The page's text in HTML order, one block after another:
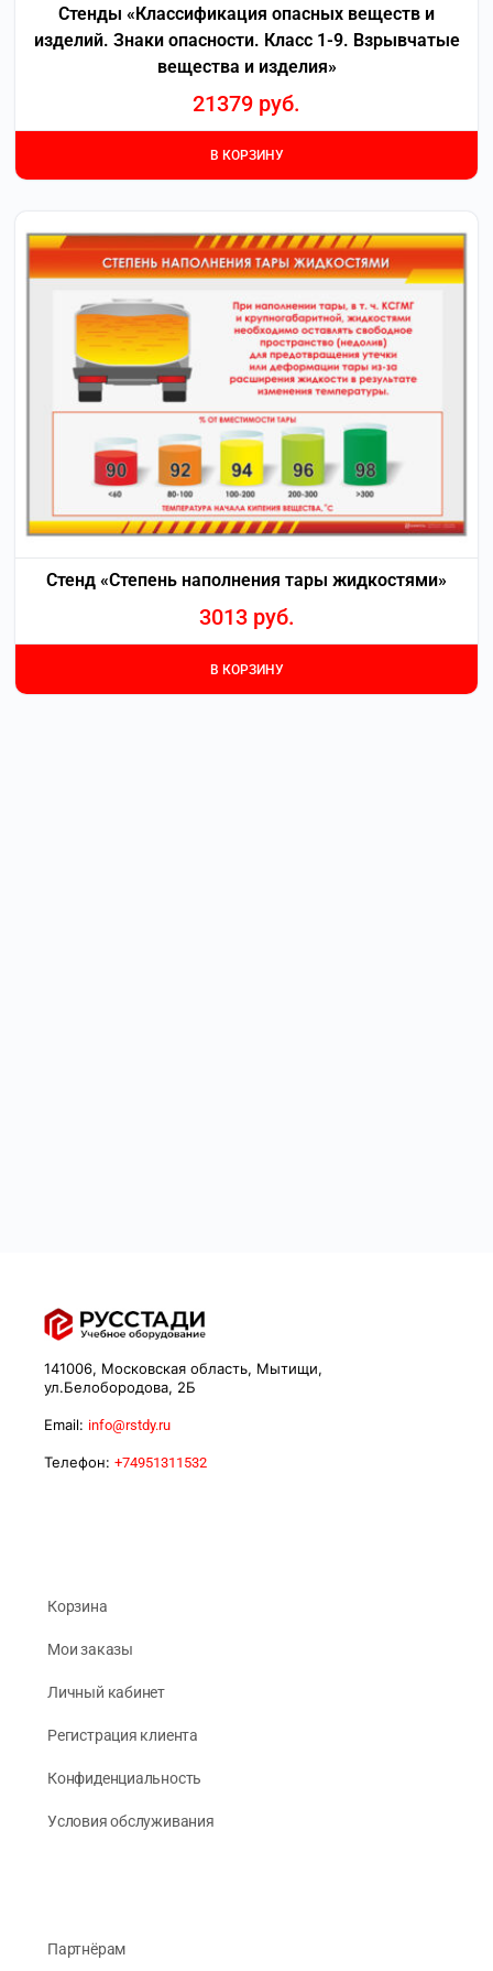
Стенды «Классификация опасных веществ и
изделий. Знаки опасности. Класс 1-9. Взрывчатые
вещества и изделия»
21379 руб.
В КОРЗИНУ
Стенд «Степень наполнения тары жидкостями»
3013 руб.
В КОРЗИНУ
141006, Московская область, Мытищи,
ул.Белобородова, 2Б
Email: info@rstdy.ru
Телефон: +74951311532
Корзина
Мои заказы
Личный кабинет
Регистрация клиента
Конфиденциальность
Условия обслуживания
Партнёрам